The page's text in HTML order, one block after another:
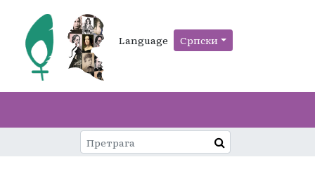
Language Српски